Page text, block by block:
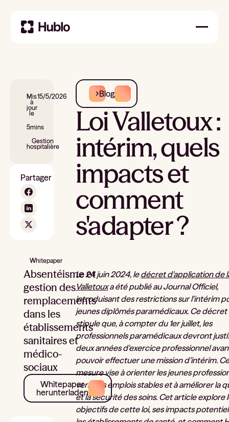
Mis
à
jour
le
15/5/2026
5mins
Gestion
hospitalière
Partager
Whitepaper
Absentéisme et
gestion des
remplacements
dans les
établissements
sanitaires et
médico-
sociaux
Whitepaper
herunterladen
Blog
Loi Valletoux :
intérim, quels
impacts et
comment
s'adapter ?
Le 24 juin 2024, ledécret d'application de
Valletouxa été publié au Journal Officiel,
introduisant des restrictions sur l'intérim
jeunes diplômés paramédicaux. Ce décret
stipule que, à compter du 1er juillet, les
professionnels paramédicaux devront
deux années d'exercice professionnel
pouvoir effectuer une mission d’intérim.
mesure vise à orienter les jeunes
vers des emplois stables et à améliorer la
et la sécurité des soins. Cet article explore
objectifs de cette loi, ses impacts